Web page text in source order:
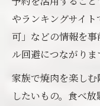
やランキングサイ
可」などの情報を
ル回避につながりま
家族で焼肉を楽し
したいもの。食べ